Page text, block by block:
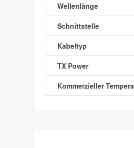
Wellenlänge
Schnittstelle
Kabeltyp
TX Power
Kommerzieller